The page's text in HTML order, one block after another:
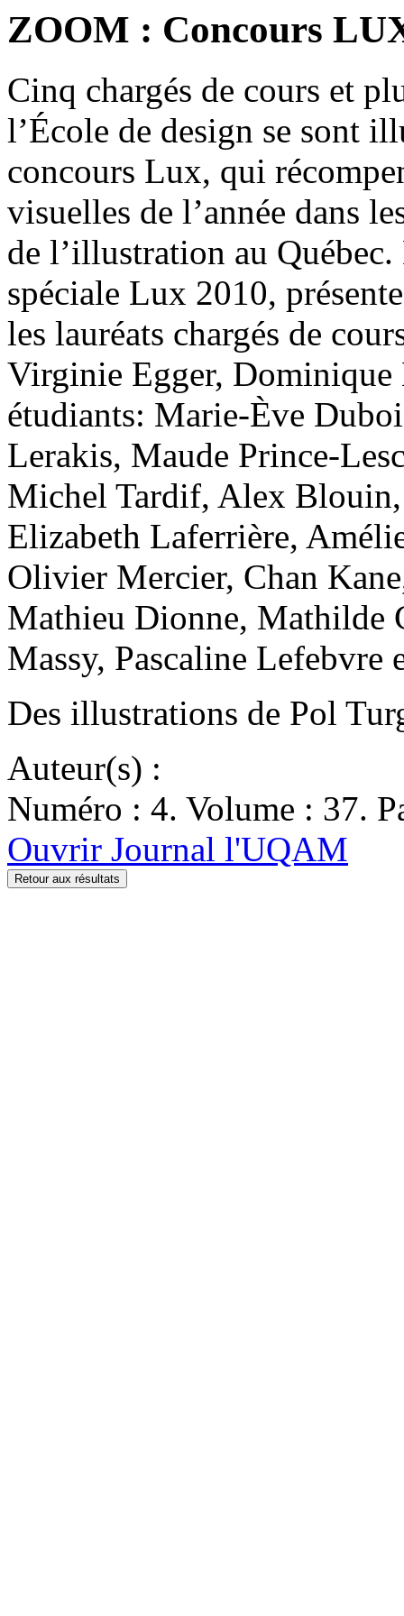
ZOOM : Concours
Cinq chargés de cours et
l’École de design se sont
concours Lux, qui
visuelles de l’année dans
de l’illustration au
spéciale Lux 2010,
les lauréats chargés de
Virginie Egger, Dominique
étudiants: Marie-Ève
Lerakis, Maude Prince-
Michel Tardif, Alex
Elizabeth Laferrière,
Olivier Mercier, Chan
Mathieu Dionne, Mathilde
Massy, Pascaline
Des illustrations de Pol
Auteur(s) :
Numéro : 4. Volume : 37.
Ouvrir Journal l'UQAM
Retour aux résultats